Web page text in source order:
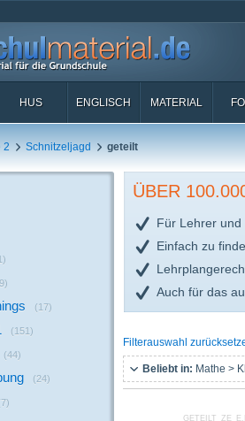
HUS ENGLISCH MATERIAL
2 Schnitzeljagd geteilt
(17)
(151)
(44)
(24)
ÜBER
Für Lehrer und
Einfach zu
Auch für das
Filterauswahl
Beliebt in: Mathe >